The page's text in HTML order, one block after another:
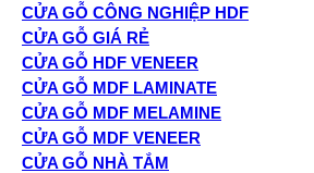
CỬA GỖ CÔNG NGHIỆP HDF
CỬA GỖ GIÁ RẺ
CỬA GỖ HDF VENEER
CỬA GỖ MDF LAMINATE
CỬA GỖ MDF MELAMINE
CỬA GỖ MDF VENEER
CỬA GỖ NHÀ TẮM